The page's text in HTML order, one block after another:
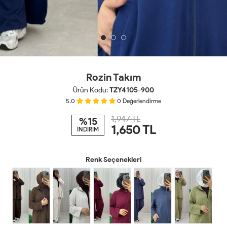
Rozin Takım
Ürün Kodu:TZY4105-900
5.0 0 Değerlendirme
%15
İNDİRİM
1,947 TL
1,650TL
Renk Seçenekleri